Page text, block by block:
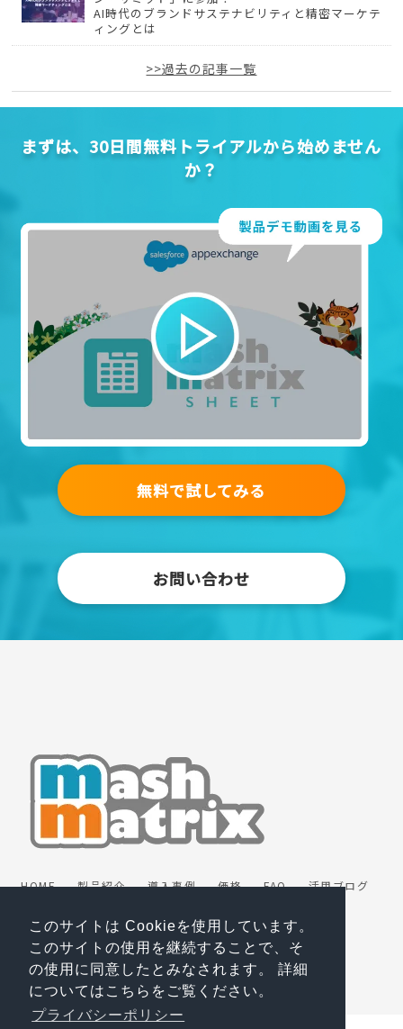
このサイトは Cookieを使用しています。
このサイトの使用を継続することで、そ
の使用に同意したとみなされます。 詳細
についてはこちらをご覧ください。
プライバシーポリシー
AI時代のブランドサステナビリティと精密マーケテ
ィングとは
>>過去の記事一覧
まずは、30日間無料トライアルから始めません
か？
無料で試してみる
お問い合わせ
HOME 製品紹介 導入事例 価格 FAQ
活用ブログ
無料トライアル
プライバシーポリシー
マスターサブスクリプション契約
会社情報 ENGLISH